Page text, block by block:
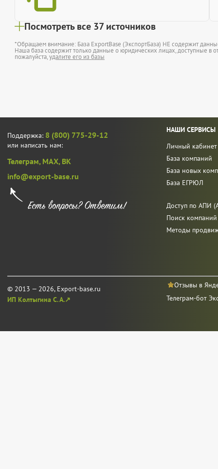
Посмотреть все 37 источников
*Обращаем внимание: База ExportBase (ЭкспортБаза) НЕ содержит
Наша база содержит только данные о юридических лицах, доступные в
пожалуйста,удалите его из базы
Поддержка: 8 (800) 775-29-12
или написать нам:
Телеграм, MAX, ВК
info@export-base.ru
© 2013 — 2026, Export-base.ru
ИП Колтыгина С. А.↗
НАШИ СЕРВИСЫ
Личный кабинет
База компаний
База новых
База ЕГРЮЛ
Доступ по АПИ
Поиск
Методы
Отзывы в
Телеграм-бот